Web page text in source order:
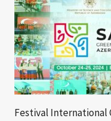
Festival International